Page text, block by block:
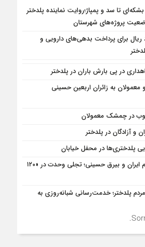
۲۰ هزار بشکه‌ای تا سد و پمپاژ؛روایت نماینده پلدختر
پروژه‌های شهرستان
میلیارد ریال برای پرداخت بدهی‌های دارویی و
معمولان به زائران اربعین حسینی
چوب در چمشک معمولان
و آزادگان در پلدختر
پلدختری‌ها در محفل خیابان
پلدختر زیر سایه پرچم ایران و بیرق حسینی؛ تجلی وحدت در «۱۲۰
پلدختر؛ خدمت‌رسانی شبانه‌روزی به